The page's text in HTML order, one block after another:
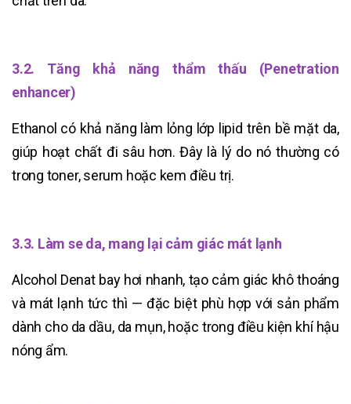
3.2. Tăng khả năng thẩm thấu (Penetration
enhancer)
Ethanol có khả năng làm lỏng lớp lipid trên bề mặt da,
giúp hoạt chất đi sâu hơn. Đây là lý do nó thường có
trong toner, serum hoặc kem điều trị.
3.3. Làm se da, mang lại cảm giác mát lạnh
Alcohol Denat bay hơi nhanh, tạo cảm giác khô thoáng
và mát lạnh tức thì — đặc biệt phù hợp với sản phẩm
dành cho da dầu, da mụn, hoặc trong điều kiện khí hậu
nóng ẩm.